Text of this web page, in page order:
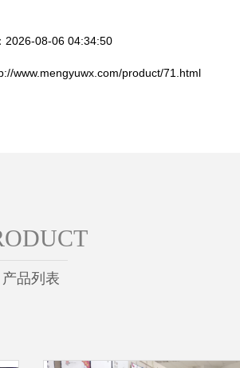
2026-08-06 04:34:50
www.mengyuwx.com/product/71.html
产品列表